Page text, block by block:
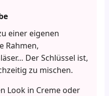
einer eigenen
Rahmen,
Der Schlüssel ist,
zu mischen.
Look in Creme oder